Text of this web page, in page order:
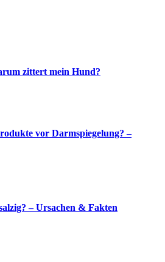
zittert mein Hund?
vor Darmspiegelung? –
– Ursachen & Fakten